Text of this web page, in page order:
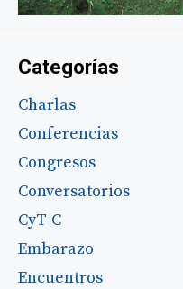
Categorías
Charlas
Conferencias
Congresos
Conversatorios
CyT-C
Embarazo
Encuentros